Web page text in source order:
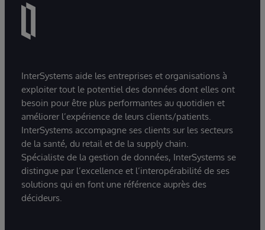
données grâce à des interactions en langage
InterSystems aide les entreprises et organisations à
exploiter tout le potentiel des données dont elles ont
besoin pour être plus performantes au quotidien et
améliorer l’expérience de leurs clients/patients.
InterSystems accompagne ses clients sur les secteurs
de la santé, du retail et de la supply chain.
Spécialiste de la gestion de données, InterSystems se
distingue par l’excellence et l’interopérabilité de ses
solutions qui en font une référence auprès des
décideurs.